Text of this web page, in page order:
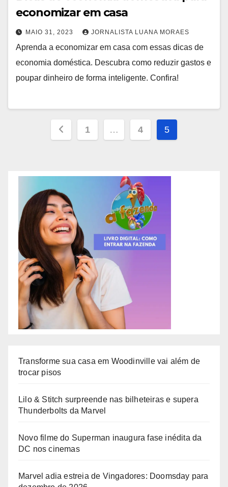
economizar em casa
MAIO 31, 2023 JORNALISTA LUANA MORAES
Aprenda a economizar em casa com essas dicas de
economia doméstica. Descubra como reduzir gastos e
poupar dinheiro de forma inteligente. Confira!
Paginação
posts
1 … 4 5
Transforme sua casa em Woodinville vai além de
trocar pisos
Lilo & Stitch surpreende nas bilheteiras e supera
Thunderbolts da Marvel
Novo filme do Superman inaugura fase inédita da
DC nos cinemas
Marvel adia estreia de Vingadores: Doomsday para